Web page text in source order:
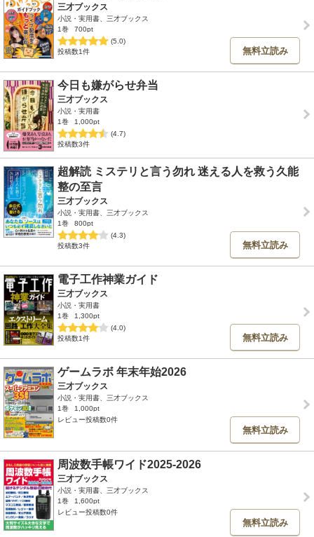
三才ブックス
小説・実用書、三才ブックス
1巻
700pt
(5.0)
投稿数1件
無料立読み
今日も嫌がらせ弁当
三才ブックス
小説・実用書
1巻
1,000pt
(4.7)
投稿数3件
超解読 ミステリと言う勿れ 迷える人を救う久能
整の至言
三才ブックス
小説・実用書、三才ブックス
1巻
800pt
(4.3)
投稿数3件
無料立読み
電子工作神業ガイド
三才ブックス
小説・実用書
1巻
1,300pt
(4.0)
投稿数1件
無料立読み
ゲームラボ 年末年始2026
三才ブックス
小説・実用書、三才ブックス
1巻
1,000pt
レビュー投稿数0件
無料立読み
周波数手帳ワイド2025-2026
三才ブックス
小説・実用書、三才ブックス
1巻
1,600pt
レビュー投稿数0件
無料立読み